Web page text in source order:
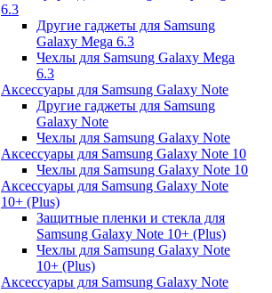
6.3
Другие гаджеты для Samsung
Galaxy Mega 6.3
Чехлы для Samsung Galaxy Mega
6.3
Аксессуары для Samsung Galaxy Note
Другие гаджеты для Samsung
Galaxy Note
Чехлы для Samsung Galaxy Note
Аксессуары для Samsung Galaxy Note 10
Чехлы для Samsung Galaxy Note 10
Аксессуары для Samsung Galaxy Note
10+ (Plus)
Защитные пленки и стекла для
Samsung Galaxy Note 10+ (Plus)
Чехлы для Samsung Galaxy Note
10+ (Plus)
Аксессуары для Samsung Galaxy Note